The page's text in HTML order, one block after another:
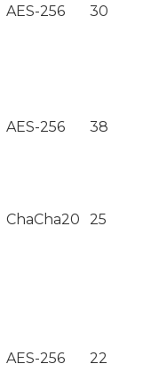
AES-256 30
AES-256 38
ChaCha20 25
AES-256 22